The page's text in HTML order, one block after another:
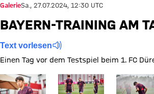
GalerieSa., 27.07.2024, 12:30 UTC
BAYERN-TRAINING AM
Text vorlesen
Einen Tag vor dem Testspiel beim 1. FC
Zeige in voller Größe Training FC Bayern
Zeige in voller GrößeZeige in